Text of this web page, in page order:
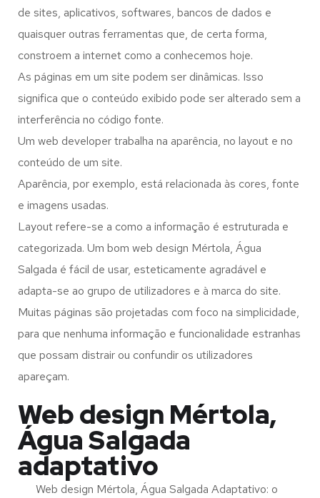
de sites, aplicativos, softwares, bancos de dados e
quaisquer outras ferramentas que, de certa forma,
constroem a internet como a conhecemos hoje.
As páginas em um site podem ser dinâmicas. Isso
significa que o conteúdo exibido pode ser alterado sem a
interferência no código fonte.
Um web developer trabalha na aparência, no layout e no
conteúdo de um site.
Aparência, por exemplo, está relacionada às cores, fonte
e imagens usadas.
Layout refere-se a como a informação é estruturada e
categorizada. Um bom web design Mértola, Água
Salgada é fácil de usar, esteticamente agradável e
adapta-se ao grupo de utilizadores e à marca do site.
Muitas páginas são projetadas com foco na simplicidade,
para que nenhuma informação e funcionalidade estranhas
que possam distrair ou confundir os utilizadores
apareçam.
Web design Mértola,
Água Salgada
adaptativo
Web design Mértola, Água Salgada Adaptativo: o